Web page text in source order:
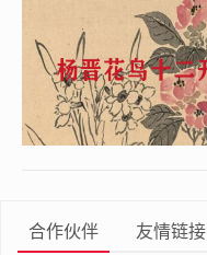
合作伙伴 友情链接